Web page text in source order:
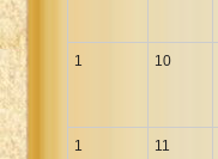
1 10
1 11